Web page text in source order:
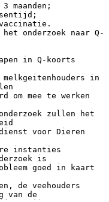
onderzoek naar Q-
in Q-koorts
in
om mee te werken
zullen het
voor Dieren
instanties
is
goed in kaart
de veehouders
van de